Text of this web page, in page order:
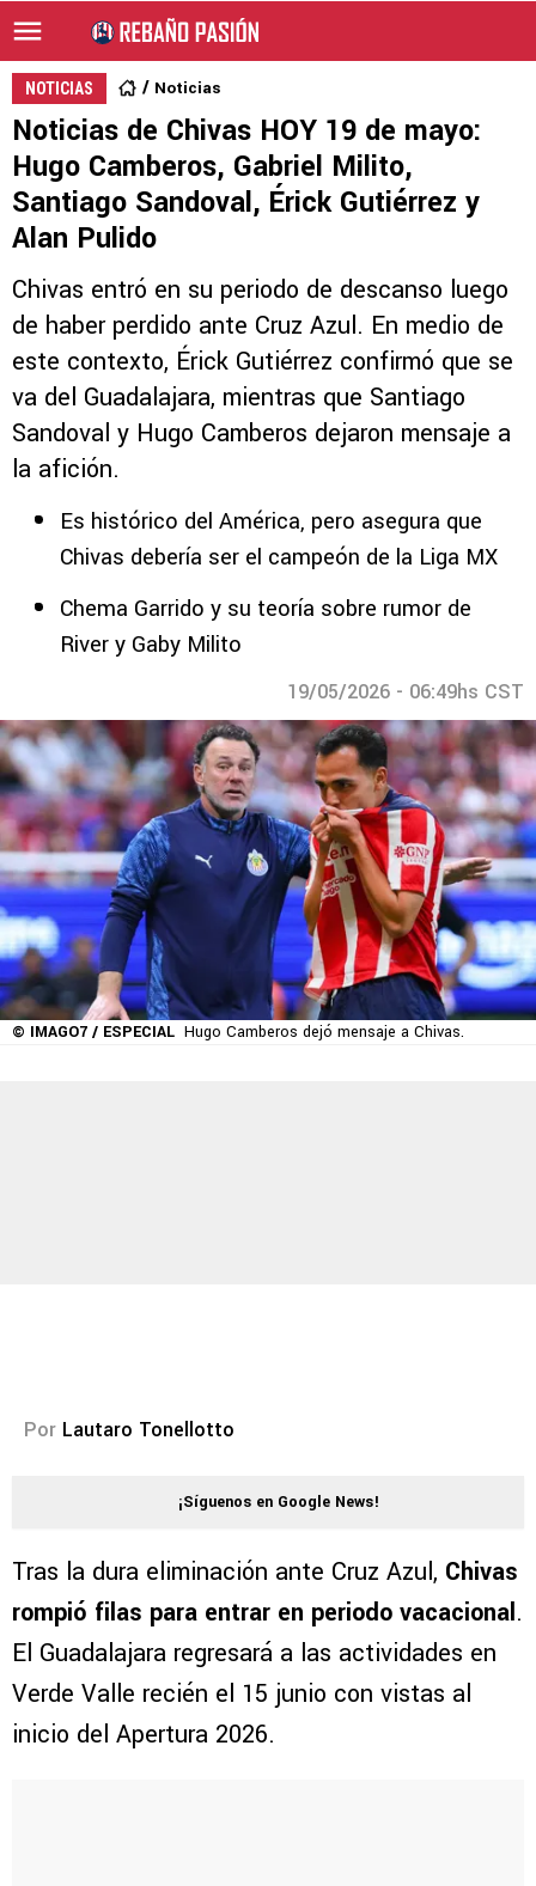
NOTICIAS Noticias
Noticias de Chivas HOY 19 de mayo:
Hugo Camberos, Gabriel Milito,
Santiago Sandoval, Érick Gutiérrez y
Alan Pulido
Chivas entró en su periodo de descanso luego
de haber perdido ante Cruz Azul. En medio de
este contexto, Érick Gutiérrez confirmó que se
va del Guadalajara, mientras que Santiago
Sandoval y Hugo Camberos dejaron mensaje a
la afición.
Es histórico del América, pero asegura que
Chivas debería ser el campeón de la Liga MX
Chema Garrido y su teoría sobre rumor de
River y Gaby Milito
19/05/2026 - 06:49hs CST
© IMAGO7 / ESPECIAL Hugo Camberos dejó mensaje a Chivas.
Por Lautaro Tonellotto
¡Síguenos en Google News!
Tras la dura eliminación ante Cruz Azul, Chivas
rompió filas para entrar en periodo vacacional.
El Guadalajara regresará a las actividades en
Verde Valle recién el 15 junio con vistas al
inicio del Apertura 2026.